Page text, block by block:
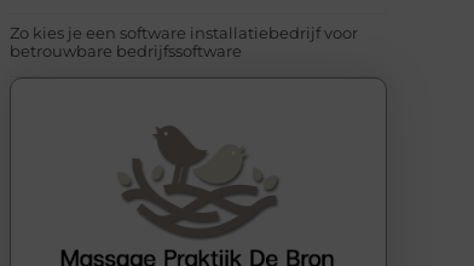
Zo kies je een software installatiebedrijf voor
betrouwbare bedrijfssoftware